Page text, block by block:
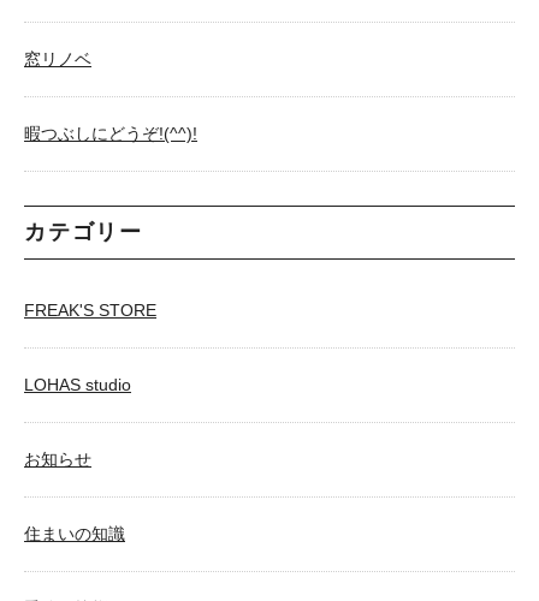
窓リノベ
暇つぶしにどうぞ!(^^)!
カテゴリー
FREAK'S STORE
LOHAS studio
お知らせ
住まいの知識